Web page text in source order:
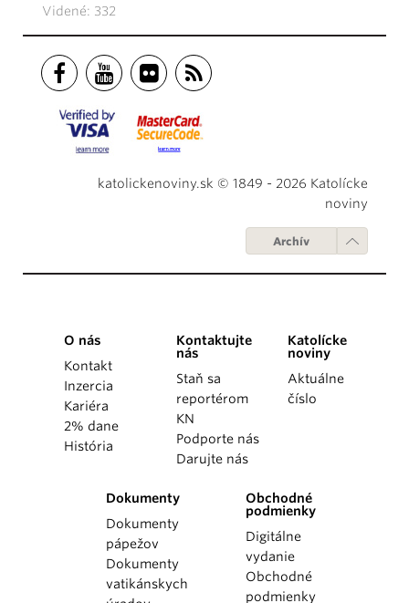
Videné: 332
katolickenoviny.sk © 1849 - 2026 Katolícke
noviny
Archív
O nás
Kontakt
Inzercia
Kariéra
2% dane
História
Kontaktujte
nás
Staň sa
reportérom
KN
Podporte nás
Darujte nás
Katolícke
noviny
Aktuálne
číslo
Dokumenty
Dokumenty
pápežov
Dokumenty
vatikánskych
Obchodné
podmienky
Digitálne
vydanie
Obchodné
podmienky